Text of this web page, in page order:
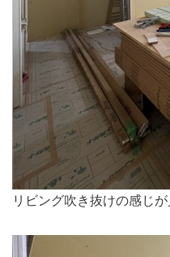
リビング吹き抜けの感じが